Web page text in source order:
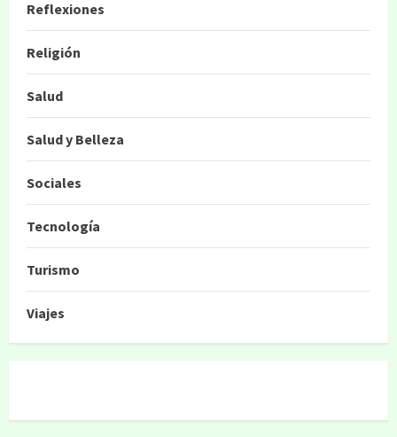
Reflexiones
Religión
Salud
Salud y Belleza
Sociales
Tecnología
Turismo
Viajes